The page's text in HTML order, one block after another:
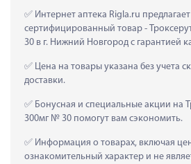
Интернет аптека Rigla.ru
сертифицированный товар -
30 в г. Нижний Новгород с гарантией
Цена на товары указана без учета
доставки.
Бонусная и специальные акции на
300мг № 30 помогут вам сэкономить.
Информация о товарах, включая
ознакомительный характер и не